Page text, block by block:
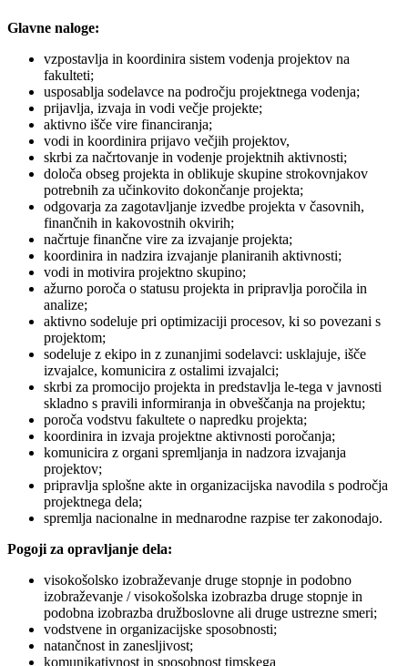
Glavne naloge:
vzpostavlja in koordinira sistem vodenja projektov na
fakulteti;
usposablja sodelavce na področju projektnega vodenja;
prijavlja, izvaja in vodi večje projekte;
aktivno išče vire financiranja;
vodi in koordinira prijavo večjih projektov,
skrbi za načrtovanje in vodenje projektnih aktivnosti;
določa obseg projekta in oblikuje skupine strokovnjakov
potrebnih za učinkovito dokončanje projekta;
odgovarja za zagotavljanje izvedbe projekta v časovnih,
finančnih in kakovostnih okvirih;
načrtuje finančne vire za izvajanje projekta;
koordinira in nadzira izvajanje planiranih aktivnosti;
vodi in motivira projektno skupino;
ažurno poroča o statusu projekta in pripravlja poročila in
analize;
aktivno sodeluje pri optimizaciji procesov, ki so povezani s
projektom;
sodeluje z ekipo in z zunanjimi sodelavci: usklajuje, išče
izvajalce, komunicira z ostalimi izvajalci;
skrbi za promocijo projekta in predstavlja le-tega v javnosti
skladno s pravili informiranja in obveščanja na projektu;
poroča vodstvu fakultete o napredku projekta;
koordinira in izvaja projektne aktivnosti poročanja;
komunicira z organi spremljanja in nadzora izvajanja
projektov;
pripravlja splošne akte in organizacijska navodila s področja
projektnega dela;
spremlja nacionalne in mednarodne razpise ter zakonodajo.
Pogoji za opravljanje dela:
visokošolsko izobraževanje druge stopnje in podobno
izobraževanje / visokošolska izobrazba druge stopnje in
podobna izobrazba družboslovne ali druge ustrezne smeri;
vodstvene in organizacijske sposobnosti;
natančnost in zanesljivost;
komunikativnost in sposobnost timskega